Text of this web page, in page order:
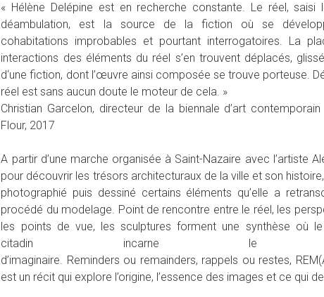
« Hélène Delépine est en recherche constante. Le réel, saisi
déambulation, est la source de la fiction où se
cohabitations improbables et pourtant interrogatoires. La
interactions des éléments du réel s’en trouvent déplacés,
d‘une fiction, dont l’œuvre ainsi composée se trouve porteuse.
réel est sans aucun doute le moteur de cela. »
Christian Garcelon, directeur de la biennale d’art
Flour, 2017
A partir d’une marche organisée à Saint-Nazaire avec l’artiste
pour découvrir les trésors architecturaux de la ville et son histoire,
photographié puis dessiné certains éléments qu’elle a
procédé du modelage. Point de rencontre entre le réel, les
les points de vue, les sculptures forment une synthèse où
citadin incarne le
d’imaginaire. Reminders ou remainders, rappels ou restes,
est un récit qui explore l’origine, l’essence des images et ce qui